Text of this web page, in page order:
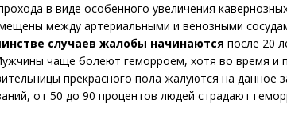
в виде особенного увеличения
между артериальными и венозными
случаев жалобы начинаются после 20
чаще болеют геморроем, хотя во время и
прекрасного пола жалуются на данное
от 50 до 90 процентов людей страдают